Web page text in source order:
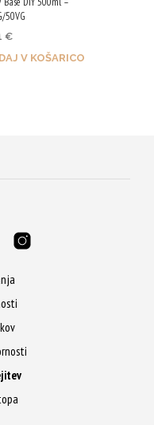
50VG
€
V KOŠARICO